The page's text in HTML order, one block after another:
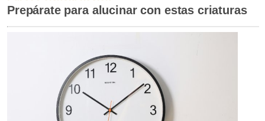
Prepárate para alucinar con estas criaturas